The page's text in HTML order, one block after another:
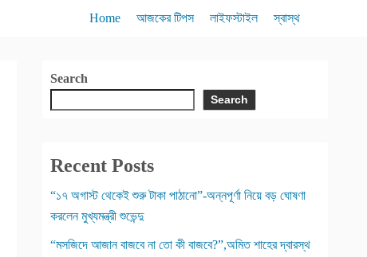
Home আজকের টিপস লাইফস্টাইল স্বাস্থ
Search
Search
Recent Posts
“১৭ অগাস্ট থেকেই শুরু টাকা পাঠানো”-অন্নপূর্ণা নিয়ে বড় ঘোষণা
করলেন মুখ্যমন্ত্রী শুভেন্দু
“মসজিদে আজান বাজবে না তো কী বাজবে?”,অমিত শাহের দ্বারস্থ